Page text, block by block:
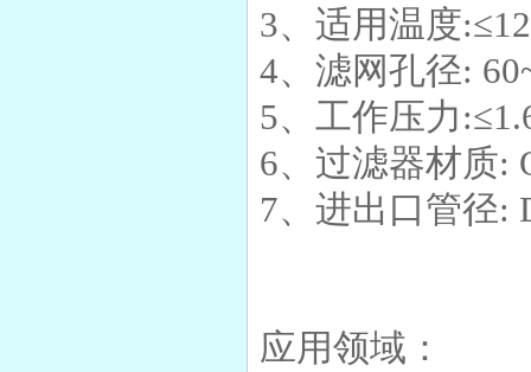
3、适用温度
4、滤网孔径:
5、工作压力
6、过滤器材质:
7、进出口管径:
应用领域：